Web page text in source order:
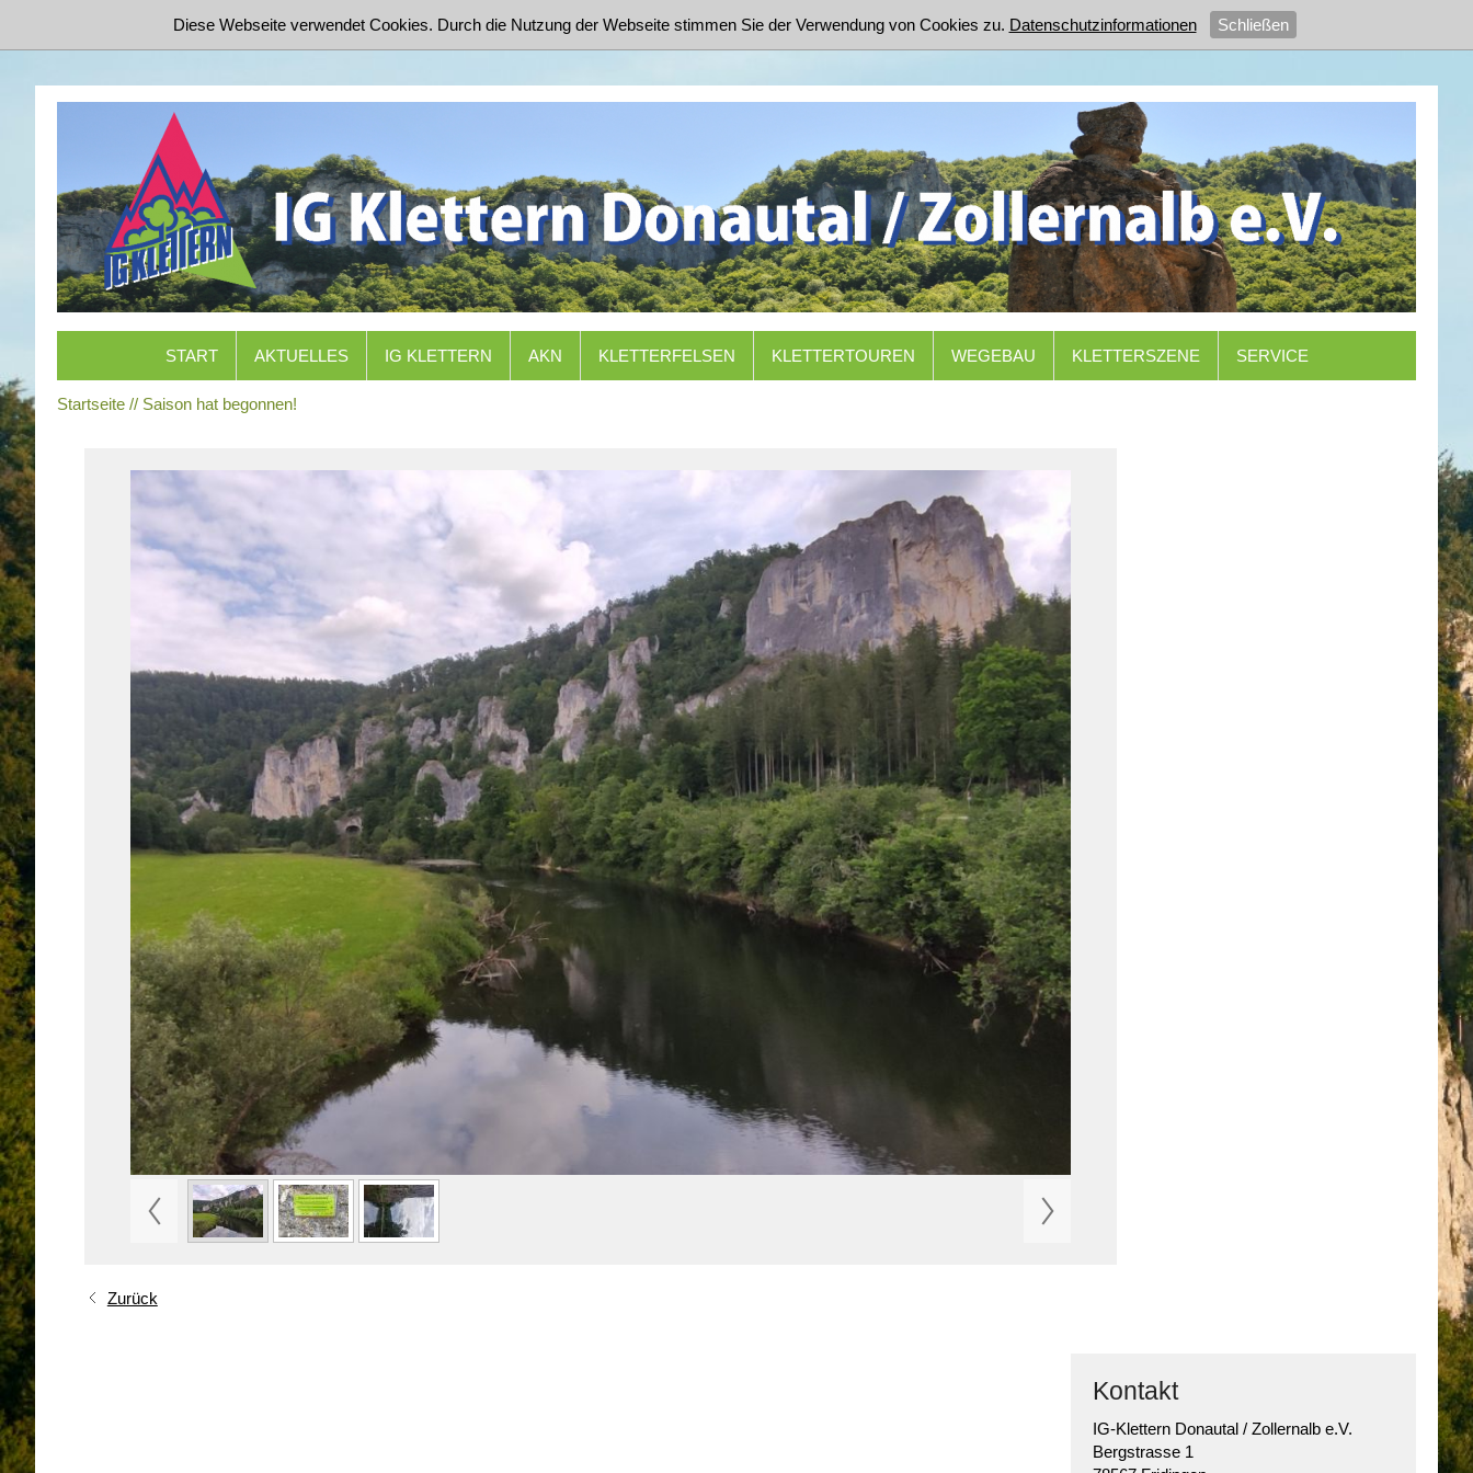
Diese Webseite verwendet Cookies. Durch die Nutzung der Webseite stimmen Sie der Verwendung von Cookies zu. Datenschutzinformationen Schließen
START AKTUELLES IG KLETTERN AKN KLETTERFELSEN KLETTERTOUREN WEGEBAU KLETTERSZENE SERVICE
Startseite Saison hat begonnen!
Zurück
Kontakt
IG-Klettern Donautal / Zollernalb e.V.
Bergstrasse 1